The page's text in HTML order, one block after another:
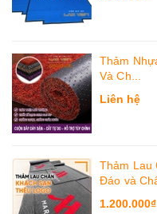
Thảm
Và Ch...
Liên hệ
Thảm Lau
Đáo và
1.200.000₫